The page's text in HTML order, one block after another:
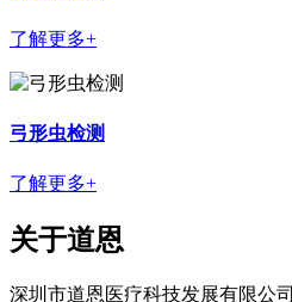
了解更多+
弓形虫检测
了解更多+
关于道恩
深圳市道恩医疗科技发展有限公司